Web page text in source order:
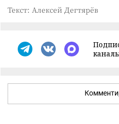
Текст: Алексей Дегтярёв